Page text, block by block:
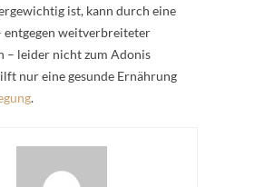
ist, kann durch eine
entgegen weitverbreiteter
– leider nicht zum Adonis
nur eine gesunde Ernährung
.